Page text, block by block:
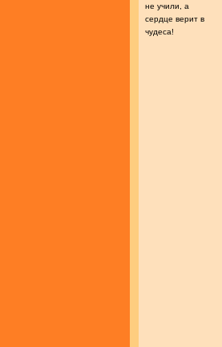
не учили, а
сердце верит в
чудеса!